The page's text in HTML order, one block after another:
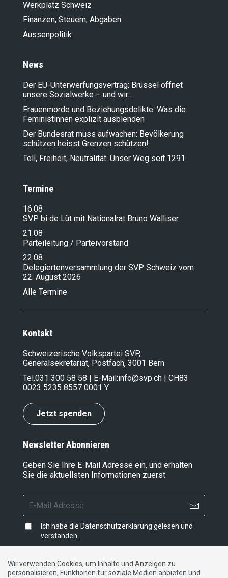
Werkplatz Schweiz
Finanzen, Steuern, Abgaben
Aussenpolitik
News
Der EU-Unterwerfungsvertrag: Brüssel öffnet
unsere Sozialwerke – und wir…
Frauenmorde und Beziehungsdelikte: Was die
Feministinnen explizit ausblenden
Der Bundesrat muss aufwachen: Bevölkerung
schützen heisst Grenzen schützen!
Tell, Freiheit, Neutralität: Unser Weg seit 1291
Termine
16.08
SVP bi de Lüt mit Nationalrat Bruno Walliser
21.08
Parteileitung / Parteivorstand
22.08
Delegiertenversammlung der SVP Schweiz vom
22. August 2026
Alle Termine
Kontakt
Schweizerische Volkspartei SVP,
Generalsekretariat, Postfach, 3001 Bern
Tel.031 300 58 58 | E-Mail:info@svp.ch | CH83
0023 5235 8557 0001 Y
Jetzt spenden
Newsletter Abonnieren
Geben Sie Ihre E-Mail Adresse ein, und erhalten
Sie die aktuellsten Informationen zuerst.
Ich habe die Datenschutzerklärung gelesen und
verstanden.
Wir verwenden Cookies, um Inhalte und Anzeigen zu
personalisieren, Funktionen für soziale Medien anbieten und